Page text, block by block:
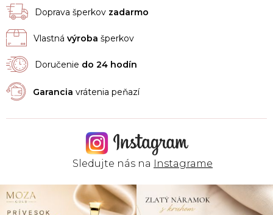
Doprava šperkov zadarmo
Vlastná výroba šperkov
Doručenie do 24 hodín
Garancia vrátenia peňazí
Sledujte nás na Instagrame